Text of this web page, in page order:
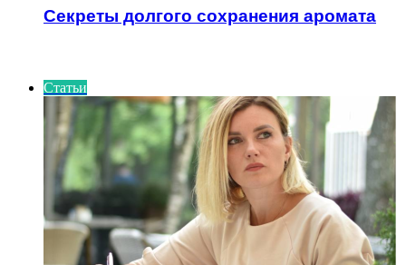
Секреты долгого сохранения аромата
Статьи